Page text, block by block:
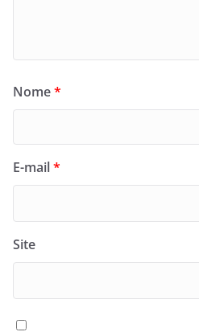
Nome*
E-mail*
Site